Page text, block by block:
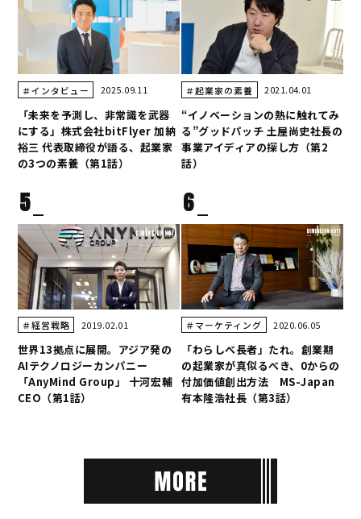
＃インタビュー 2025.09.11
「未来を予測し、非常識を武器
にする」株式会社bitFlyer 加納
裕三 代表取締役が語る、起業家
の3つの素養（第1話）
＃起業家の素養 2021.04.01
“イノベーションの熱に触れてみ
る”グッドパッチ 土屋尚史社長の
事業アイディアの探し方（第2
話）
5
＃経営戦略 2019.02.01
世界13拠点に展開。アジア発の
AIテクノロジーカンパニー
「AnyMind Group」 十河宏輔
CEO（第1話）
6
＃マーケティング 2020.06.05
「わらしべ長者」たれ。創業期
の起業家が真似るべき、0からの
付加価値創出方法 MS-Japan
有本隆浩社長（第3話）